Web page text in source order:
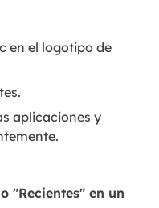
en el logotipo de
aplicaciones y
"Recientes" en un